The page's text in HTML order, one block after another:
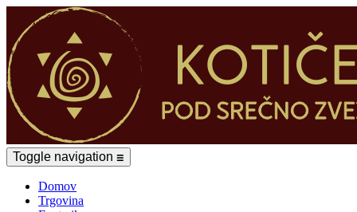
Toggle navigation ☰
Domov
Trgovina